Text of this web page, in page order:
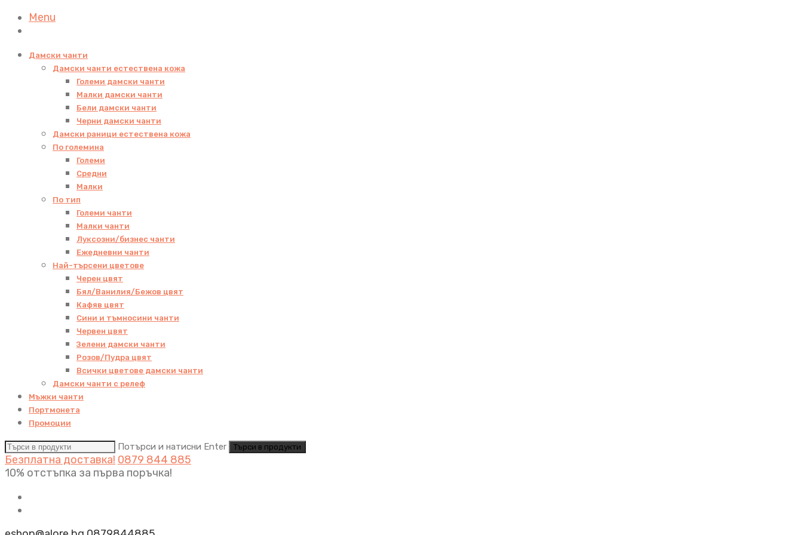
Menu
Дамски чанти
Дамски чанти естествена кожа
Големи дамски чанти
Малки дамски чанти
Бели дамски чанти
Черни дамски чанти
Дамски раници естествена кожа
По големина
Големи
Средни
Малки
По тип
Големи чанти
Малки чанти
Луксозни/бизнес чанти
Ежедневни чанти
Най-търсени цветове
Черен цвят
Бял/Ванилия/Бежов цвят
Кафяв цвят
Сини и тъмносини чанти
Червен цвят
Зелени дамски чанти
Розов/Пудра цвят
Всички цветове дамски чанти
Дамски чанти с релеф
Мъжки чанти
Портмонета
Промоции
Потърси и натисни Enter
Безплатна доставка! 0879 844 885
10% отстъпка за първа поръчка!